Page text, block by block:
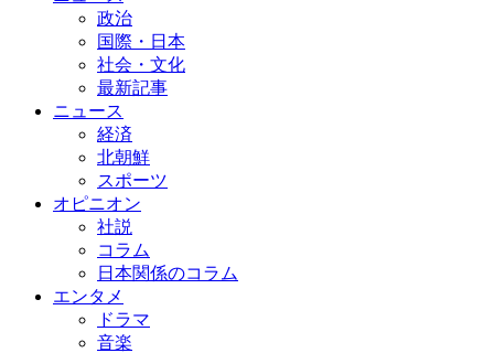
政治
国際・日本
社会・文化
最新記事
ニュース
経済
北朝鮮
スポーツ
オピニオン
社説
コラム
日本関係のコラム
エンタメ
ドラマ
音楽